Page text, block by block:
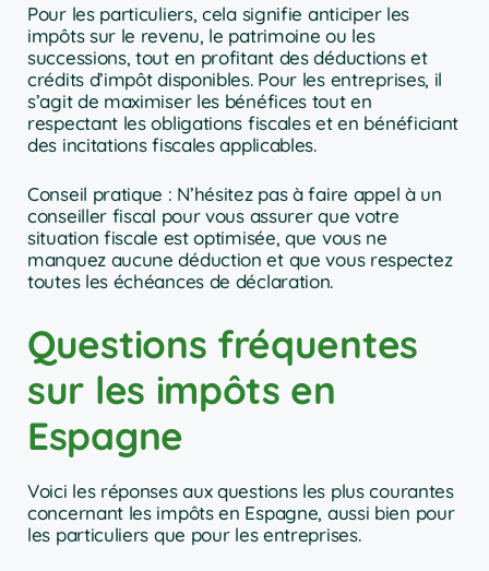
Pour les particuliers, cela signifie anticiper les
impôts sur le revenu, le patrimoine ou les
successions, tout en profitant des déductions et
crédits d’impôt disponibles. Pour les entreprises, il
s’agit de maximiser les bénéfices tout en
respectant les obligations fiscales et en bénéficiant
des incitations fiscales applicables.
Conseil pratique : N’hésitez pas à faire appel à un
conseiller fiscal pour vous assurer que votre
situation fiscale est optimisée, que vous ne
manquez aucune déduction et que vous respectez
toutes les échéances de déclaration.
Questions fréquentes
sur les impôts en
Espagne
Voici les réponses aux questions les plus courantes
concernant les impôts en Espagne, aussi bien pour
les particuliers que pour les entreprises.